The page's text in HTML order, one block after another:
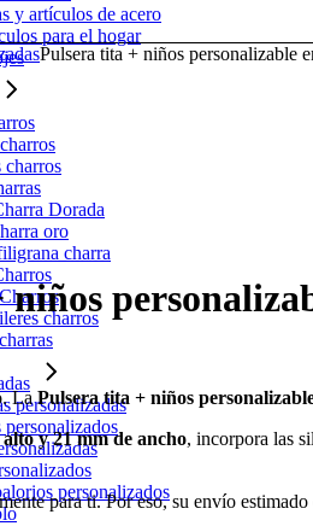
y artículos de acero
para el hogar
charros
Dorada
oro
charra
charros
personalizadas
personalizados
personalizados
Pulsera tita + niños personalizable
LaPulsera tita + niños
y 21 mm de ancho, incorpora las
para ti. Por eso, su envío estimado